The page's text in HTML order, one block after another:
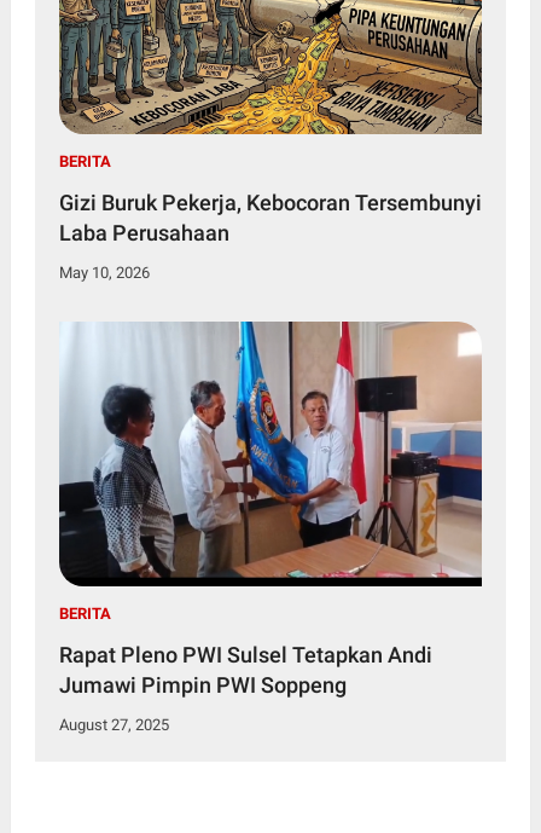
BERITA
Gizi Buruk Pekerja, Kebocoran Tersembunyi
Laba Perusahaan
May 10, 2026
BERITA
Rapat Pleno PWI Sulsel Tetapkan Andi
Jumawi Pimpin PWI Soppeng
August 27, 2025